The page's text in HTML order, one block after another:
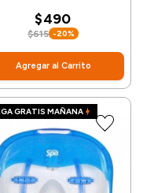
$490
$615 -20%
Agregar al Carrito
GRATIS MAÑANA